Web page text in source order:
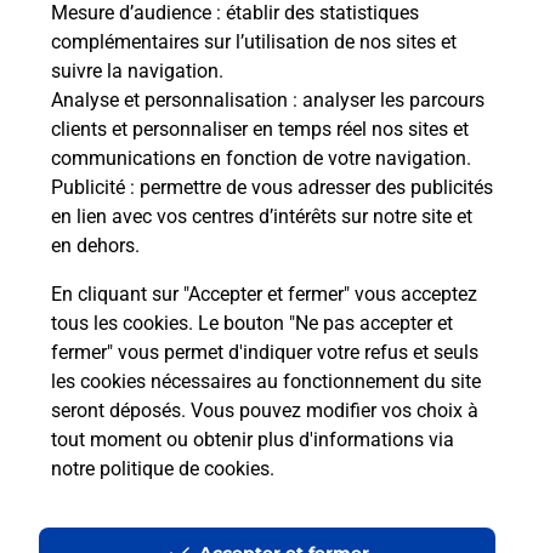
Mesure d’audience : établir des statistiques
complémentaires sur l’utilisation de nos sites et
suivre la navigation.
Analyse et personnalisation : analyser les parcours
clients et personnaliser en temps réel nos sites et
communications en fonction de votre navigation.
Publicité : permettre de vous adresser des publicités
en lien avec vos centres d’intérêts sur notre site et
en dehors.
En cliquant sur "Accepter et fermer" vous acceptez
tous les cookies. Le bouton "Ne pas accepter et
fermer" vous permet d'indiquer votre refus et seuls
les cookies nécessaires au fonctionnement du site
seront déposés. Vous pouvez modifier vos choix à
tout moment ou obtenir plus d'informations via
notre politique de cookies.
Boîte aux lettres La Poste
Collecte du courrier aujourd'hui à 08h30
4 Place De La Mairie
70000
Mailley Et Chazelot
Itinéraire
Le lien s'ouvre dans un nouvel onglet
Localiser Liste Boîtes aux lettres
Haute-Saône
Mailley Et Chazelot